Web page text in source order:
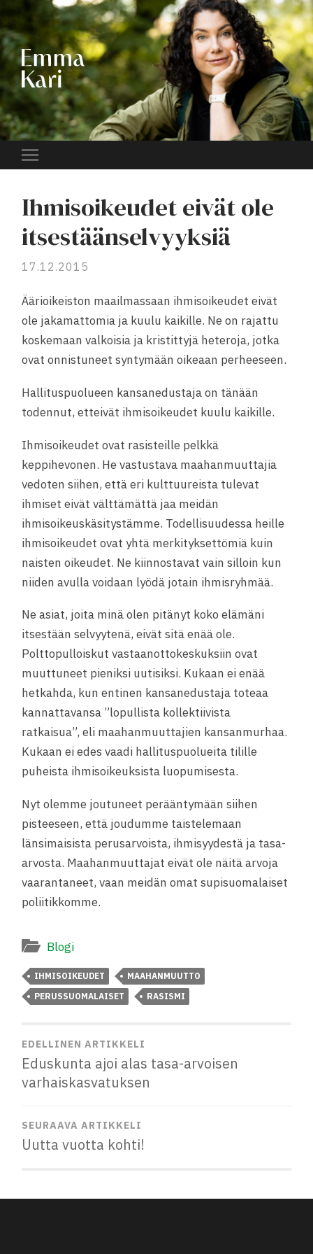
EMMA
KARI
Toggle
Ihmisoikeudet eivät ole
itsestäänselvyyksiä
17.12.2015
Äärioikeiston maailmassaan ihmisoikeudet eivät
ole jakamattomia ja kuulu kaikille. Ne on rajattu
koskemaan valkoisia ja kristittyjä heteroja, jotka
ovat onnistuneet syntymään oikeaan perheeseen.
Hallituspuolueen kansanedustaja on tänään
todennut, etteivät ihmisoikeudet kuulu kaikille.
Ihmisoikeudet ovat rasisteille pelkkä
keppihevonen. He vastustava maahanmuuttajia
vedoten siihen, että eri kulttuureista tulevat
ihmiset eivät välttämättä jaa meidän
ihmisoikeuskäsitystämme. Todellisuudessa heille
ihmisoikeudet ovat yhtä merkityksettömiä kuin
naisten oikeudet. Ne kiinnostavat vain silloin kun
niiden avulla voidaan lyödä jotain ihmisryhmää.
Ne asiat, joita minä olen pitänyt koko elämäni
itsestään selvyytenä, eivät sitä enää ole.
Polttopulloiskut vastaanottokeskuksiin ovat
muuttuneet pieniksi uutisiksi. Kukaan ei enää
hetkahda, kun entinen kansanedustaja toteaa
kannattavansa ”lopullista kollektiivista
ratkaisua”, eli maahanmuuttajien kansanmurhaa.
Kukaan ei edes vaadi hallituspuolueita tilille
puheista ihmisoikeuksista luopumisesta.
Nyt olemme joutuneet perääntymään siihen
pisteeseen, että joudumme taistelemaan
länsimaisista perusarvoista, ihmisyydestä ja tasa-
arvosta. Maahanmuuttajat eivät ole näitä arvoja
vaarantaneet, vaan meidän omat supisuomalaiset
poliitikkomme.
Blogi
IHMISOIKEUDET
MAAHANMUUTTO
PERUSSUOMALAISET
RASISMI
EDELLINEN ARTIKKELI
Eduskunta ajoi alas tasa-arvoisen
varhaiskasvatuksen
SEURAAVA ARTIKKELI
Uutta vuotta kohti!